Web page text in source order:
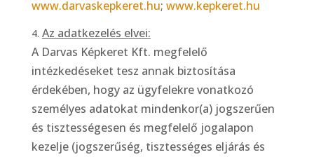
www.darvaskepkeret.hu; www.kepkeret.hu
Az adatkezelés elvei:
A Darvas Képkeret Kft. megfelelő
intézkedéseket tesz annak biztosítása
érdekében, hogy az ügyfelekre vonatkozó
személyes adatokat mindenkor(a) jogszerűen
és tisztességesen és megfelelő jogalapon
kezelje (jogszerűség, tisztességes eljárás és